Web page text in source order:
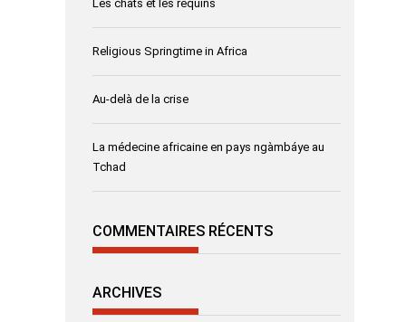
Les chats et les requins
Religious Springtime in Africa
Au-delà de la crise
La médecine africaine en pays ngàmbáye au
Tchad
COMMENTAIRES RÉCENTS
ARCHIVES